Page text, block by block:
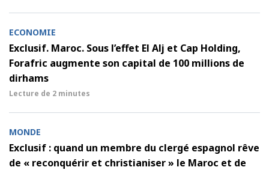
ECONOMIE
Exclusif. Maroc. Sous l’effet El Alj et Cap Holding,
Forafric augmente son capital de 100 millions de
dirhams
Lecture de 2 minutes
MONDE
Exclusif : quand un membre du clergé espagnol rêve
de « reconquérir et christianiser » le Maroc et de